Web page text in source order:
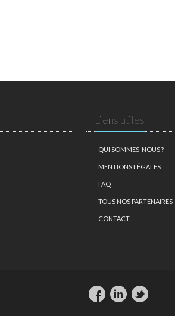
Liens utiles
QUI SOMMES-NOUS ?
MENTIONS LÉGALES
FAQ
TOUS NOS PARTENAIRES
CONTACT